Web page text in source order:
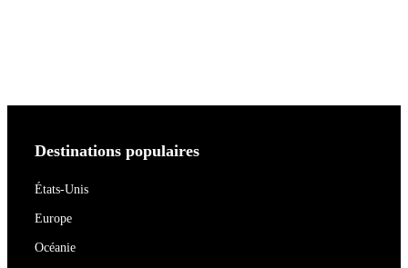
Destinations populaires
États-Unis
Europe
Océanie